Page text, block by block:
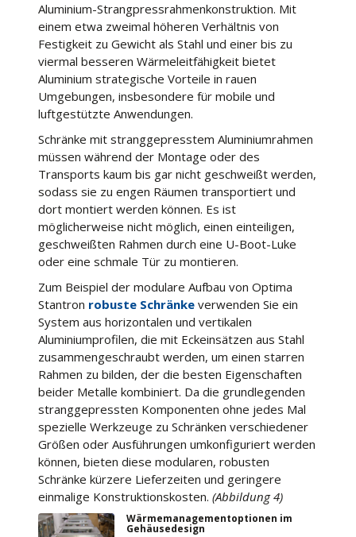
Aluminium-Strangpressrahmenkonstruktion. Mit
einem etwa zweimal höheren Verhältnis von
Festigkeit zu Gewicht als Stahl und einer bis zu
viermal besseren Wärmeleitfähigkeit bietet
Aluminium strategische Vorteile in rauen
Umgebungen, insbesondere für mobile und
luftgestützte Anwendungen.
Schränke mit stranggepresstem Aluminiumrahmen
müssen während der Montage oder des
Transports kaum bis gar nicht geschweißt werden,
sodass sie zu engen Räumen transportiert und
dort montiert werden können. Es ist
möglicherweise nicht möglich, einen einteiligen,
geschweißten Rahmen durch eine U-Boot-Luke
oder eine schmale Tür zu montieren.
Zum Beispiel der modulare Aufbau von Optima
Stantron robuste Schränke verwenden Sie ein
System aus horizontalen und vertikalen
Aluminiumprofilen, die mit Eckeinsätzen aus Stahl
zusammengeschraubt werden, um einen starren
Rahmen zu bilden, der die besten Eigenschaften
beider Metalle kombiniert. Da die grundlegenden
stranggepressten Komponenten ohne jedes Mal
spezielle Werkzeuge zu Schränken verschiedener
Größen oder Ausführungen umkonfiguriert werden
können, bieten diese modularen, robusten
Schränke kürzere Lieferzeiten und geringere
einmalige Konstruktionskosten. (Abbildung 4)
Wärmemanagementoptionen im
Gehäusedesign